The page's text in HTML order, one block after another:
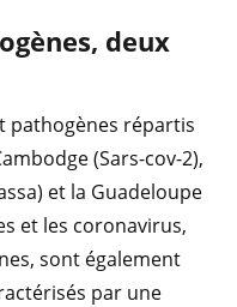
deux
pathogènes répartis
(Sars-cov-2),
et la Guadeloupe
et les coronavirus,
sont également
par une